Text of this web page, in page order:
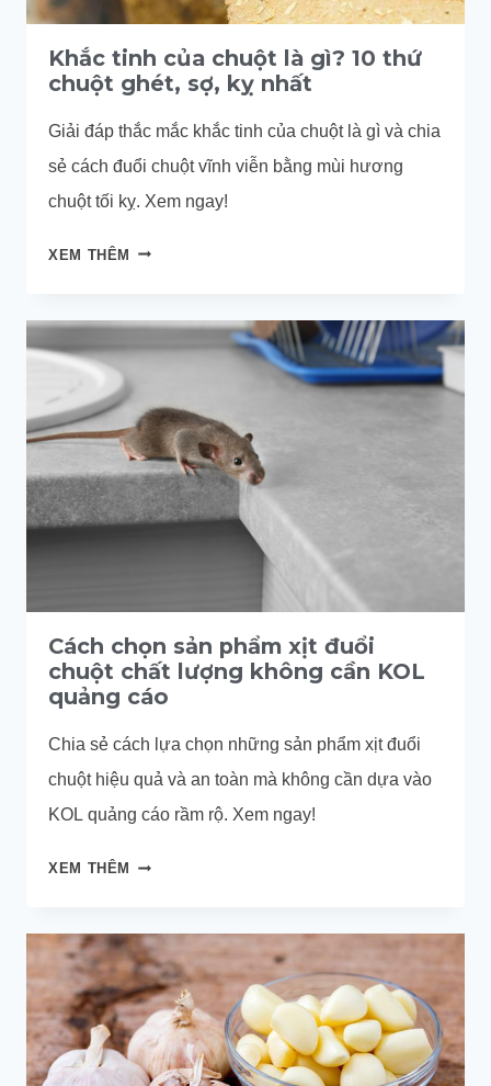
Khắc tinh của chuột là gì? 10 thứ
chuột ghét, sợ, kỵ nhất
Giải đáp thắc mắc khắc tinh của chuột là gì và chia
sẻ cách đuổi chuột vĩnh viễn bằng mùi hương
chuột tối kỵ. Xem ngay!
XEM THÊM KHẮC
CHUỘT
LÀ
GÌ?
10
THỨ
CHUỘT
GHÉT,
SỢ,
Cách chọn sản phẩm xịt đuổi
chuột chất lượng không cần KOL
quảng cáo
Chia sẻ cách lựa chọn những sản phẩm xịt đuổi
chuột hiệu quả và an toàn mà không cần dựa vào
KOL quảng cáo rầm rộ. Xem ngay!
XEM THÊM
CÁCH
PHẨM
XỊT
ĐUỔI
CHUỘT
CHẤT
LƯỢNG